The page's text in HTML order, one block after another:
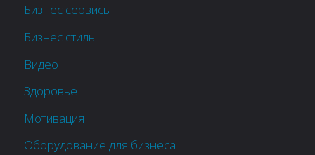
Бизнес сервисы
Бизнес стиль
Видео
Здоровье
Мотивация
Оборудование для бизнеса